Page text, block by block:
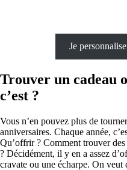
Je
Trouver un cadeau
c’est ?
Vous n’en pouvez plus de
anniversaires. Chaque année,
Qu’offrir ? Comment trouver
? Décidément, il y en a assez
cravate ou une écharpe. On